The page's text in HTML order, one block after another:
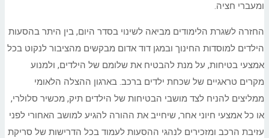
ומעברי חציה.
החזרה לשגרת הלימודים מביאה לשינוי בסדר היום, בין היתר בהסעות
הילדים למוסדות החינוך ובמגן דוד אדום מבקשים מהציבור לנקוט בכל
אמצעי בטיחות, על מנת להבטיח את שלומם של הילדים, ולמנוע
מקרים טראגיים של שכחת ילדים ברכב. בארגון ההצלה הלאומי
ממליצים להניח לצד מושבי הבטיחות של הילדים תיק, מכשיר סלולרי,
או כל אמצעי חיוני אחר, שיחייב את ההורה להגיע למושב האחורי לפני
עזיבת הרכב ומזכירים לנהגי ההסעות לעמוד בכל הדרישות של סריקת